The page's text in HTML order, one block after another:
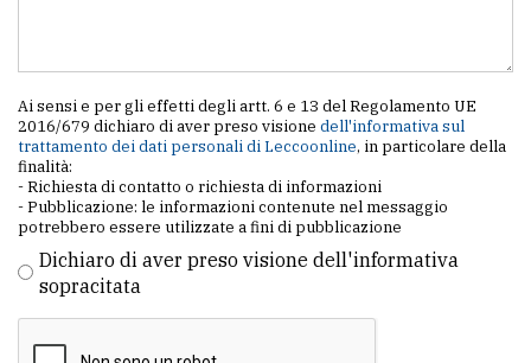
Ai sensi e per gli effetti degli artt. 6 e 13 del Regolamento UE
2016/679 dichiaro di aver preso visione dell'informativa sul
trattamento dei dati personali di Leccoonline, in particolare della
finalità:
- Richiesta di contatto o richiesta di informazioni
- Pubblicazione: le informazioni contenute nel messaggio
potrebbero essere utilizzate a fini di pubblicazione
Dichiaro di aver preso visione dell'informativa
sopracitata